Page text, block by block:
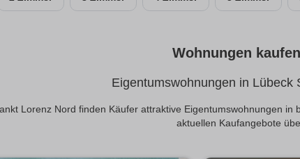
Wohnungen
Eigentumswohnungen in Lübeck
Lorenz Nord finden Käufer attraktive Eigentumswohnungen
aktuellen Kaufangebote